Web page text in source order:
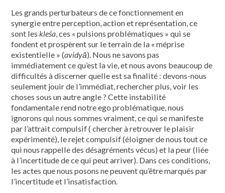
Les grands perturbateurs de ce fonctionnement en
synergie entre perception, action et représentation, ce
sont les kleśa , ces « pulsions problématiques » qui se
fondent et prospèrent sur le terrain de la « méprise
existentielle » (avidyā). Nous ne savons pas
immédiatement ce qu’est la vie, et nous avons beaucoup de
difficultés à discerner quelle est sa finalité : devons-nous
seulement jouir de l’immédiat, rechercher plus, voir les
choses sous un autre angle ? Cette instabilité
fondamentale rend notre ego problématique, nous
ignorons qui nous sommes vraiment, ce qui se manifeste
par l’attrait compulsif ( chercher à retrouver le plaisir
expérimenté), le rejet compulsif (éloigner de nous tout ce
qui nous rappelle des désagréments vécus) et la peur (liée
à l’incertitude de ce qui peut arriver). Dans ces conditions,
les actes que nous posons ne peuvent qu’être marqués par
l’incertitude et l’insatisfaction.